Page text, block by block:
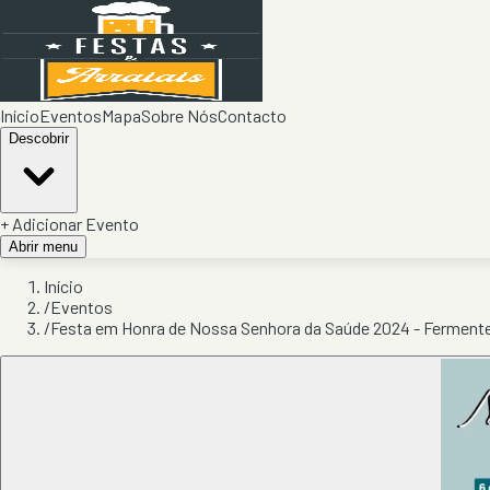
InícioEventosMapaSobre NósContacto
Descobrir
+ Adicionar Evento
Abrir menu
Início
/Eventos
/Festa em Honra de Nossa Senhora da Saúde 2024 -